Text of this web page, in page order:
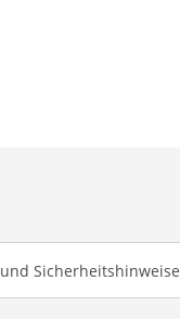
Sicherheitshinweise